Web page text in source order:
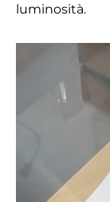
luminosità.